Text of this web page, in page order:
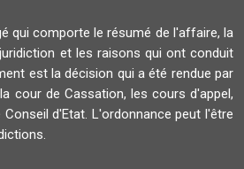
qui comporte le résumé de l'affaire, la
et les raisons qui ont conduit
est la décision qui a été rendue par
cour de Cassation, les cours d'appel,
d'Etat. L'ordonnance peut l'être